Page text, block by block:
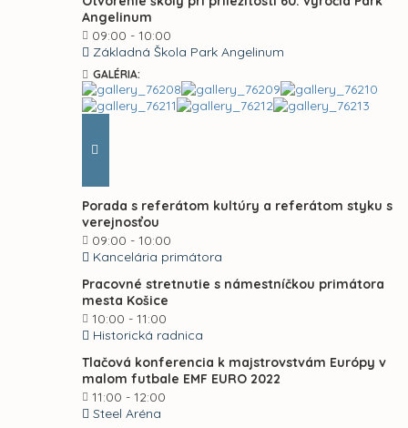
Angelinum
09:00 - 10:00
Základná Škola Park Angelinum
GALÉRIA:
Porada s referátom kultúry a referátom styku s
verejnosťou
09:00 - 10:00
Kancelária primátora
Pracovné stretnutie s námestníčkou primátora
mesta Košice
10:00 - 11:00
Historická radnica
Tlačová konferencia k majstrovstvám Európy v
malom futbale EMF EURO 2022
11:00 - 12:00
Steel Aréna